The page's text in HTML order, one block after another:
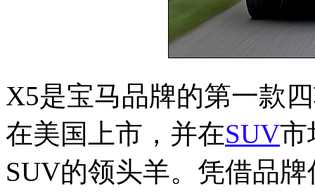
X5是宝马品牌的第一款
在美国上市，并在SUV市
SUV的领头羊。凭借品